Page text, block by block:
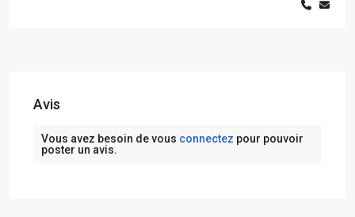
Avis
Vous avez besoin de vous connectez pour pouvoir
poster un avis.